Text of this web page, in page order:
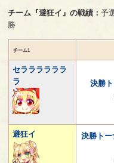
チーム『避狂イ』の戦績：予
勝
チーム1
セララララララ
ラ
決勝
避狂イ
決勝ト